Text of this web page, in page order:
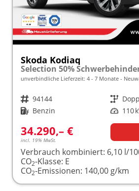
Skoda Kodiaq
unverbindliche Lieferzeit: 4 - 7 Monate
Fahrzeugnr. 94144 Getriebe
Kraftstoff Benzin Leistung 110
34.290,– €
incl. 19% MwSt.
Verbrauch kombiniert: 6,10 l/
CO2-Klasse: E
CO2-Emissionen: 140,00 g/km